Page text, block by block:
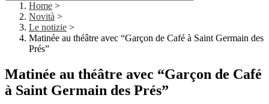
Home >
Novità >
Le notizie >
Matinée au théâtre avec “Garçon‬‭ de‬‭ Café‬‭ à‬‭ Saint‬ ‭Germain des
Prés”
Matinée au théâtre avec “Garçon‬‭ de‬‭ Café‬‭
à‬‭ Saint‬ ‭Germain des Prés”